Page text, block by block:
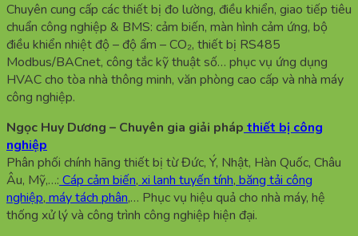
Chuyên cung cấp các thiết bị đo lường, điều khiển, giao tiếp tiêu
chuẩn công nghiệp & BMS: cảm biến, màn hình cảm ứng, bộ
điều khiển nhiệt độ – độ ẩm – CO₂, thiết bị RS485
Modbus/BACnet, công tắc kỹ thuật số… phục vụ ứng dụng
HVAC cho tòa nhà thông minh, văn phòng cao cấp và nhà máy
công nghiệp.
Ngọc Huy Dương – Chuyên gia giải pháp thiết bị công
nghiệp
Phân phối chính hãng thiết bị từ Đức, Ý, Nhật, Hàn Quốc, Châu
Âu, Mỹ,…: Cáp cảm biến, xi lanh tuyến tính, băng tải công
nghiệp, máy tách phân,… Phục vụ hiệu quả cho nhà máy, hệ
thống xử lý và công trình công nghiệp hiện đại.